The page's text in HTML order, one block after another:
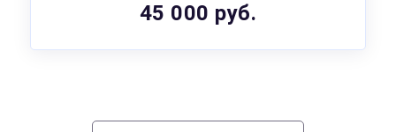
45 000 руб.